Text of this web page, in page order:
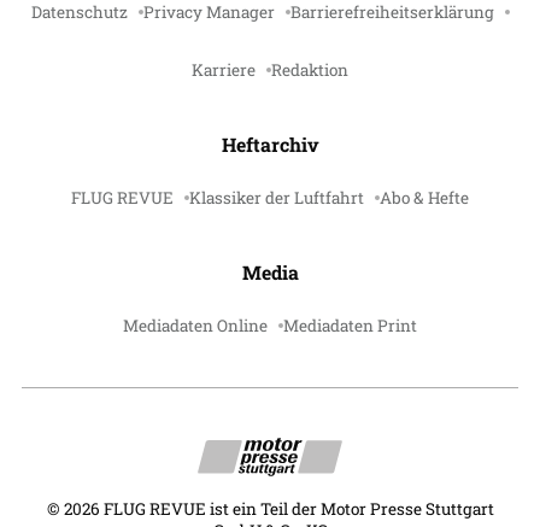
Datenschutz Privacy Manager Barrierefreiheitserklärung
Karriere Redaktion
Heftarchiv
FLUG REVUE Klassiker der Luftfahrt Abo & Hefte
Media
Mediadaten Online Mediadaten Print
© 2026 FLUG REVUE ist ein Teil der Motor Presse Stuttgart